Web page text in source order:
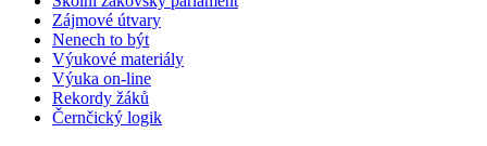
Zájmové útvary
Nenech to být
Výukové materiály
Výuka on-line
Rekordy žáků
Černčický logik